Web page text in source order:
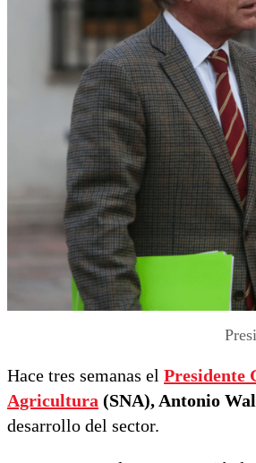
Hace tres semanas el Presidente
Agricultura (SNA), Antonio
desarrollo del sector.